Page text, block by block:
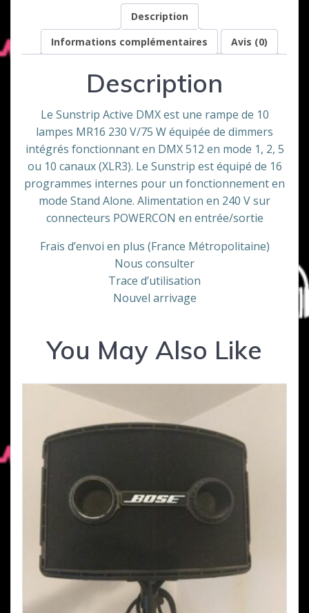
Description
Informations complémentaires
Avis (0)
Description
Le Sunstrip Active DMX est une rampe de 10
lampes MR16 230 V/75 W équipée de dimmers
intégrés fonctionnant en DMX 512 en mode 1, 2, 5
ou 10 canaux (XLR3). Le Sunstrip est équipé de 16
programmes internes pour un fonctionnement en
mode Stand Alone. Alimentation en 240 V sur
connecteurs POWERCON en entrée/sortie
Frais d’envoi en plus (France Métropolitaine)
Nous consulter
Trace d’utilisation
Nouvel arrivage
You May Also Like